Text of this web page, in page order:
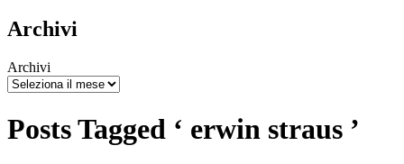
Archivi
Archivi
Posts Tagged ‘ erwin straus ’